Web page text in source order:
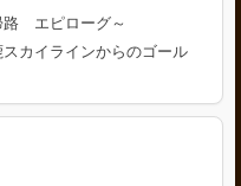
路 エピローグ～
カイラインからのゴール